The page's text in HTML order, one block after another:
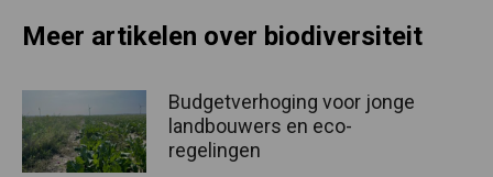
Meer artikelen over biodiversiteit
Budgetverhoging voor jonge
landbouwers en eco-
regelingen